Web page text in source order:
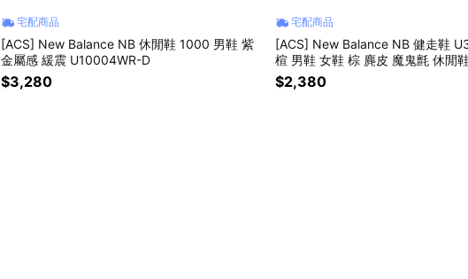
宅配商品
[ACS] New Balance NB 休閒鞋 1000 男鞋 紫
金屬感 緩震 U10004WR-D
$3,280
宅配商品
[ACS] New Balance NB 健走鞋
楦 男鞋 女鞋 棕 麂皮 魔鬼氈 休閒鞋
4E
$2,380